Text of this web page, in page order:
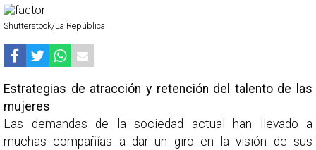
Shutterstock/La República
Estrategias de atracción y retención del talento de las
mujeres
Las demandas de la sociedad actual han llevado a
muchas compañías a dar un giro en la visión de sus